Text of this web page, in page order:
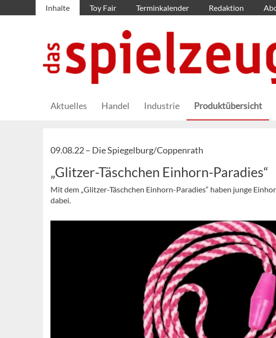
Inhalte Toy Fair Terminkalender Redaktion
Aktuelles Handel Industrie Produktübersicht
09.08.22 – Die Spiegelburg/Coppenrath
„Glitzer-Täschchen Einhorn-Paradies“
Mit dem „Glitzer-Täschchen Einhorn-Paradies“ haben junge
dabei.